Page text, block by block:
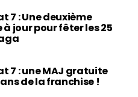
7 : Une deuxième
jour pour fêter les 25
7 : une MAJ gratuite
de la franchise !